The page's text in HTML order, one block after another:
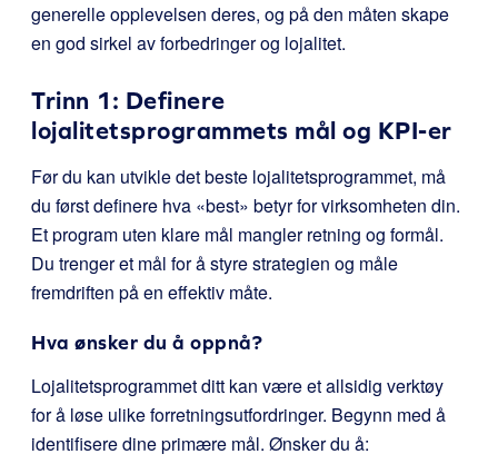
generelle opplevelsen deres, og på den måten skape
en god sirkel av forbedringer og lojalitet.
Trinn 1: Definere
lojalitetsprogrammets mål og KPI-er
Før du kan utvikle det beste lojalitetsprogrammet, må
du først definere hva «best» betyr for virksomheten din.
Et program uten klare mål mangler retning og formål.
Du trenger et mål for å styre strategien og måle
fremdriften på en effektiv måte.
Hva ønsker du å oppnå?
Lojalitetsprogrammet ditt kan være et allsidig verktøy
for å løse ulike forretningsutfordringer. Begynn med å
identifisere dine primære mål. Ønsker du å: